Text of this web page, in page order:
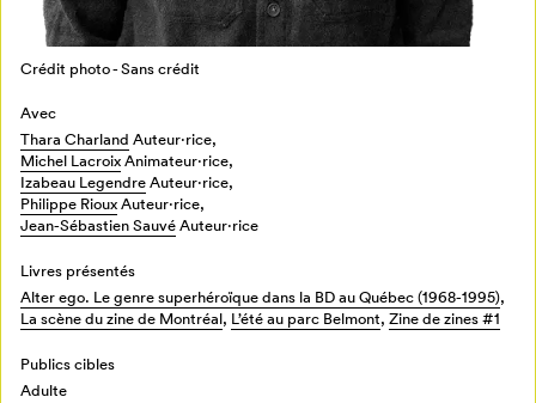
Crédit photo - Audrée Wilhelmy
Crédit photo - Sans crédit
Avec
Thara Charland Auteur·rice,
Michel LacroixAnimateur⋅rice,
Izabeau LegendreAuteur·rice,
Philippe RiouxAuteur·rice,
Jean-Sébastien SauvéAuteur·rice
Livres présentés
Alter ego. Le genre superhéroïque dans la BD au Québec (1968-1995),
La scène du zine de Montréal, L’été au parc Belmont,Zine de zines #1
Publics cibles
Adulte